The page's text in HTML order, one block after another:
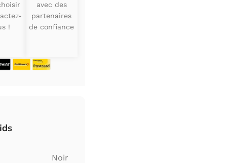
!
avec des
partenaires
de confiance
Noir